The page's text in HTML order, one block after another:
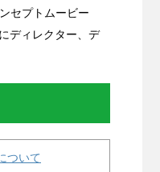
セプトムービー
ディレクター、デ
ついて